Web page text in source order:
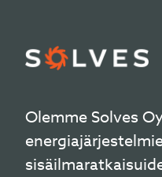
Olemme Solves